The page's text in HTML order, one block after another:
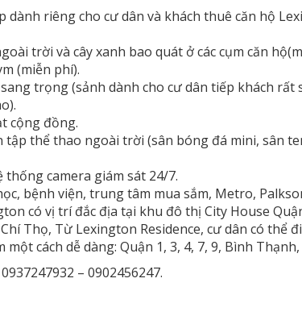
dành riêng cho cư dân và khách thuê căn hộ
trời và cây xanh bao quát ở các cụm căn
(miễn phí).
trọng (sảnh dành cho cư dân tiếp khách
cộng đồng.
tập thể thao ngoài trời (sân bóng đá mini, sân
thống camera giám sát 24/7.
bệnh viện, trung tâm mua sắm, Metro,
có vị trí đắc địa tại khu đô thị City House
Thọ, Từ Lexington Residence, cư dân có thể
cách dễ dàng: Quận 1, 3, 4, 7, 9, Bình
– 0902456247.